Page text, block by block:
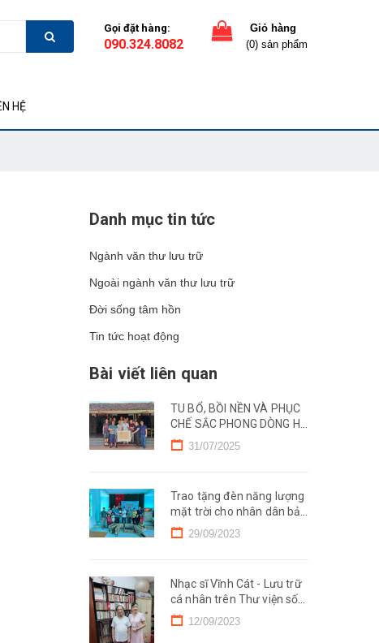
Gọi đặt hàng:
090.324.8082
Giỏ hàng
(0) sản phẩm
HỆ
Danh mục tin tức
Ngành văn thư lưu trữ
Ngoài ngành văn thư lưu trữ
Đời sống tâm hồn
Tin tức hoạt động
Bài viết liên quan
TU BỔ, BỒI NỀN VÀ PHỤC
CHẾ SẮC PHONG DÒNG HỌ
PHẠM – GÌN GIỮ DI SẢN
TỔ TIÊN
31/07/2025
Trao tặng đèn năng lượng
mặt trời cho nhân dân bản
Seo Hai, xã Can Hồ, huyện
Mường Tè, tỉnh Lai Châu
29/09/2023
Nhạc sĩ Vĩnh Cát - Lưu trữ
cá nhân trên Thư viện số
Đức Nghiệp
12/09/2023